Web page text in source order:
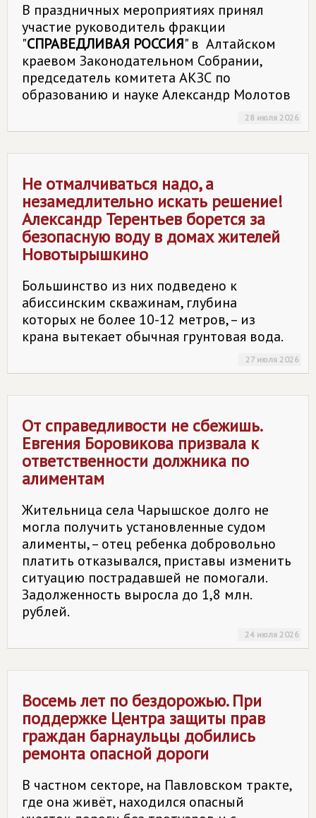
В праздничных мероприятиях принял
участие руководитель фракции
"СПРАВЕДЛИВАЯ РОССИЯ" в Алтайском
краевом Законодательном Собрании,
председатель комитета АКЗС по
образованию и науке Александр Молотов
28 июля 2026
Не отмалчиваться надо, а
незамедлительно искать решение!
Александр Терентьев борется за
безопасную воду в домах жителей
Новотырышкино
Большинство из них подведено к
абиссинским скважинам, глубина
которых не более 10-12 метров, – из
крана вытекает обычная грунтовая вода.
27 июля 2026
От справедливости не сбежишь.
Евгения Боровикова призвала к
ответственности должника по
алиментам
Жительница села Чарышское долго не
могла получить установленные судом
алименты, – отец ребенка добровольно
платить отказывался, приставы изменить
ситуацию пострадавшей не помогали.
Задолженность выросла до 1,8 млн.
рублей.
24 июля 2026
Восемь лет по бездорожью. При
поддержке Центра защиты прав
граждан барнаульцы добились
ремонта опасной дороги
В частном секторе, на Павловском тракте,
где она живёт, находился опасный